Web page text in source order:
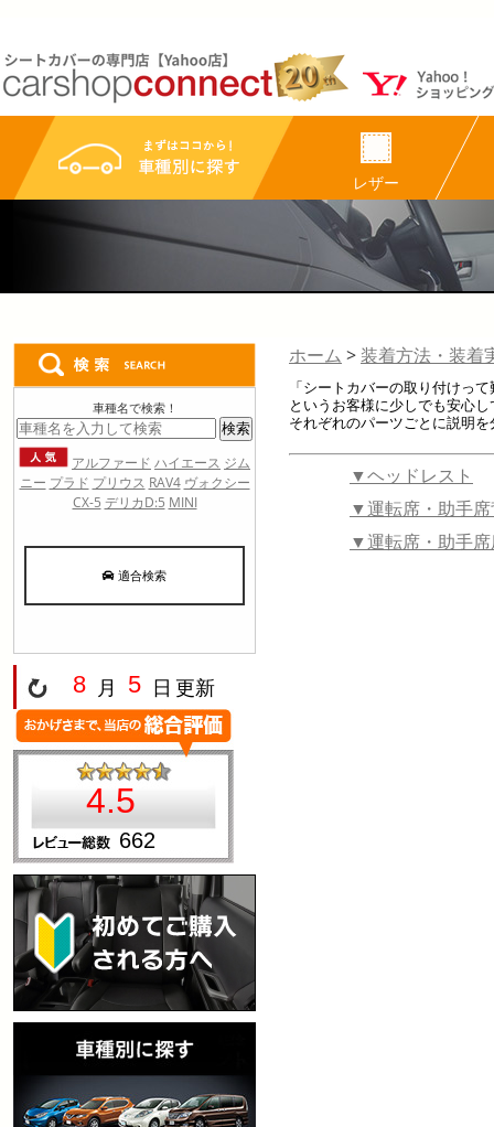
ホーム 装着方法・装着
「シートカバーの取り付けっ
というお客様に少しでも安心
それぞれのパーツごとに説明
▼ヘッドレスト
▼運転席・助手
▼運転席・助手